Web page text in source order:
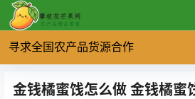
寻求全国农产品货源合作
金钱橘蜜饯怎么做 金钱橘蜜